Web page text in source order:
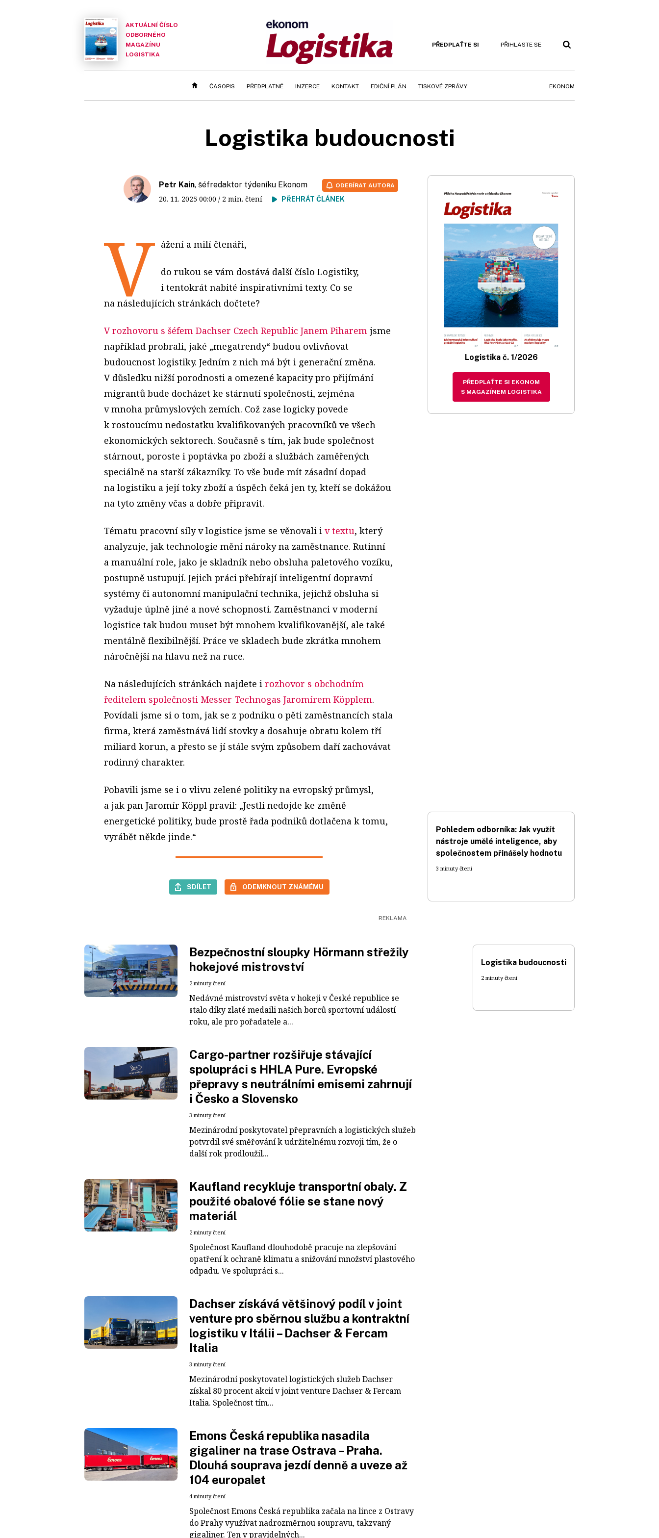
AKTUÁLNÍ ČÍSLO
ODBORNÉHO
MAGAZÍNU
LOGISTIKA
PŘEDPLAŤTE SI PŘIHLASTE SE
ČASOPIS PŘEDPLATNÉ INZERCE KONTAKT EDIČNÍ PLÁN TISKOVÉ ZPRÁVY EKONOM
Logistika budoucnosti
Petr Kain, šéfredaktor týdeníku Ekonom
20. 11. 2025 00:00 / 2 min. čtení PŘEHRÁT ČLÁNEK
ODEBÍRAT AUTORA
V ážení a milí čtenáři,
do rukou se vám dostává další číslo Logistiky,
i tentokrát nabité inspirativními texty. Co se
na následujících stránkách dočtete?
V rozhovoru s šéfem Dachser Czech Republic Janem Piharem jsme
například probrali, jaké „megatrendy“ budou ovlivňovat
budoucnost logistiky. Jedním z nich má být i generační změna.
V důsledku nižší porodnosti a omezené kapacity pro přijímání
migrantů bude docházet ke stárnutí společnosti, zejména
v mnoha průmyslových zemích. Což zase logicky povede
k rostoucímu nedostatku kvalifikovaných pracovníků ve všech
ekonomických sektorech. Současně s tím, jak bude společnost
stárnout, poroste i poptávka po zboží a službách zaměřených
speciálně na starší zákazníky. To vše bude mít zásadní dopad
na logistiku a její toky zboží a úspěch čeká jen ty, kteří se dokážou
na tyto změny včas a dobře připravit.
Tématu pracovní síly v logistice jsme se věnovali i v textu, který
analyzuje, jak technologie mění nároky na zaměstnance. Rutinní
a manuální role, jako je skladník nebo obsluha paletového vozíku,
postupně ustupují. Jejich práci přebírají inteligentní dopravní
systémy či autonomní manipulační technika, jejichž obsluha si
vyžaduje úplně jiné a nové schopnosti. Zaměstnanci v moderní
logistice tak budou muset být mnohem kvalifikovanější, ale také
mentálně flexibilnější. Práce ve skladech bude zkrátka mnohem
náročnější na hlavu než na ruce.
Na následujících stránkách najdete i rozhovor s obchodním
ředitelem společnosti Messer Technogas Jaromírem Köpplem.
Povídali jsme si o tom, jak se z podniku o pěti zaměstnancích stala
firma, která zaměstnává lidí stovky a dosahuje obratu kolem tří
miliard korun, a přesto se jí stále svým způsobem daří zachovávat
rodinný charakter.
Pobavili jsme se i o vlivu zelené politiky na evropský průmysl,
a jak pan Jaromír Köppl pravil: „Jestli nedojde ke změně
energetické politiky, bude prostě řada podniků dotlačena k tomu,
vyrábět někde jinde.“
SDÍLET ODEMKNOUT ZNÁMÉMU
Logistika č. 1/2026
PŘEDPLAŤTE SI EKONOM
S MAGAZÍNEM LOGISTIKA
Pohledem odborníka: Jak využít
nástroje umělé inteligence, aby
společnostem přinášely hodnotu
3 minuty čtení
Bezpečnostní sloupky Hörmann střežily
hokejové mistrovství
2 minuty čtení
Nedávné mistrovství světa v hokeji v České republice se
stalo díky zlaté medaili našich borců sportovní událostí
roku, ale pro pořadatele a...
Cargo-partner rozšiřuje stávající
spolupráci s HHLA Pure. Evropské
přepravy s neutrálními emisemi zahrnují
i Česko a Slovensko
3 minuty čtení
Mezinárodní poskytovatel přepravních a logistických služeb
potvrdil své směřování k udržitelnému rozvoji tím, že o
další rok prodloužil...
Kaufland recykluje transportní obaly. Z
použité obalové fólie se stane nový
materiál
2 minuty čtení
Společnost Kaufland dlouhodobě pracuje na zlepšování
opatření k ochraně klimatu a snižování množství plastového
odpadu. Ve spolupráci s...
Dachser získává většinový podíl v joint
venture pro sběrnou službu a kontraktní
logistiku v Itálii – Dachser & Fercam
Italia
3 minuty čtení
Mezinárodní poskytovatel logistických služeb Dachser
získal 80 procent akcií v joint venture Dachser & Fercam
Italia. Společnost tím...
Emons Česká republika nasadila
gigaliner na trase Ostrava – Praha.
Dlouhá souprava jezdí denně a uveze až
104 europalet
4 minuty čtení
Společnost Emons Česká republika začala na lince z Ostravy
do Prahy využívat nadrozměrnou soupravu, takzvaný
gigaliner. Ten v pravidelných...
Logistika budoucnosti
2 minuty čtení